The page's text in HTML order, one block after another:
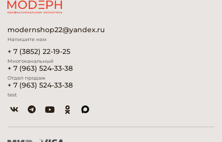
modernshop22@yandex.ru
Напишите нам
+ 7 (3852) 22-19-25
Многоканальный
+ 7 (963) 524-33-38
Отдел продаж
+ 7 (963) 524-33-38
test